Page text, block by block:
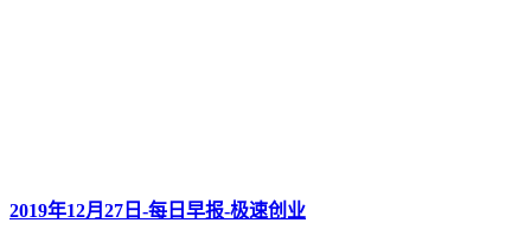
2019年12月27日-每日早报-极速创业